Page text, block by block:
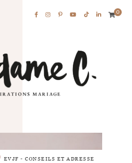
0
EVJF - CONSEILS ET ADRESSE